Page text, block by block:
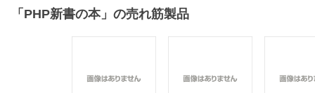
「 PHP新書の本」の売れ筋製品